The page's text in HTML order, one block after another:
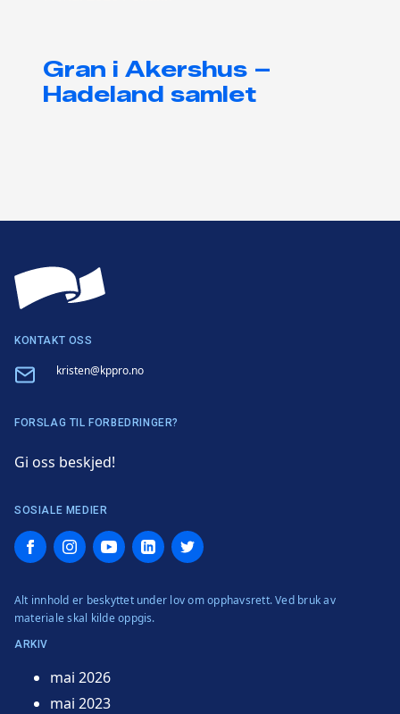
Gran i Akershus –
Hadeland samlet
KONTAKT OSS
Email kristen@kppro.no
FORSLAG TIL FORBEDRINGER?
Gi oss beskjed!
SOSIALE MEDIER
FacebookInstagramYouTubeLinkedInTwitter
Alt innhold er beskyttet under lov om opphavsrett. Ved bruk av
materiale skal kilde oppgis.
ARKIV
mai 2026
mai 2023